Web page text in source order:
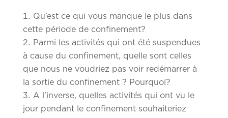
Qu’est ce qui vous manque le plus dans
cette période de confinement?
Parmi les activités qui ont été suspendues
à cause du confinement, quelle sont celles
que nous ne voudriez pas voir redémarrer à
la sortie du confinement ? Pourquoi?
A l’inverse, quelles activités qui ont vu le
jour pendant le confinement souhaiteriez